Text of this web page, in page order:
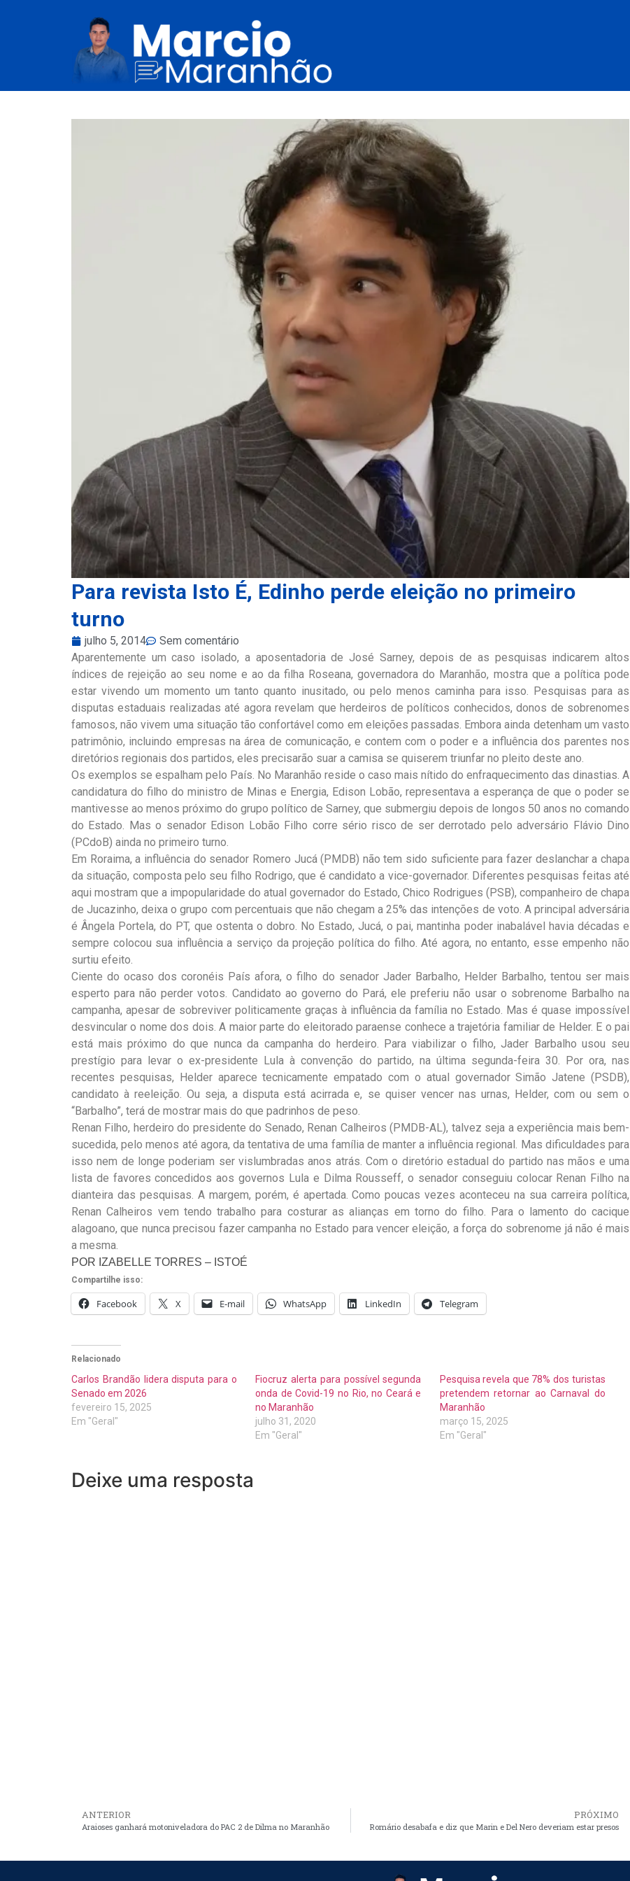
Para revista Isto É, Edinho perde eleição no primeiro
turno
julho 5, 2014
Sem comentário
Aparentemente um caso isolado, a aposentadoria de José Sarney, depois de as pesquisas indicarem altos
índices de rejeição ao seu nome e ao da filha Roseana, governadora do Maranhão, mostra que a política pode
estar vivendo um momento um tanto quanto inusitado, ou pelo menos caminha para isso. Pesquisas para as
disputas estaduais realizadas até agora revelam que herdeiros de políticos conhecidos, donos de sobrenomes
famosos, não vivem uma situação tão confortável como em eleições passadas. Embora ainda detenham um vasto
patrimônio, incluindo empresas na área de comunicação, e contem com o poder e a influência dos parentes nos
diretórios regionais dos partidos, eles precisarão suar a camisa se quiserem triunfar no pleito deste ano.
Os exemplos se espalham pelo País. No Maranhão reside o caso mais nítido do enfraquecimento das dinastias. A
candidatura do filho do ministro de Minas e Energia, Edison Lobão, representava a esperança de que o poder se
mantivesse ao menos próximo do grupo político de Sarney, que submergiu depois de longos 50 anos no comando
do Estado. Mas o senador Edison Lobão Filho corre sério risco de ser derrotado pelo adversário Flávio Dino
(PCdoB) ainda no primeiro turno.
Em Roraima, a influência do senador Romero Jucá (PMDB) não tem sido suficiente para fazer deslanchar a chapa
da situação, composta pelo seu filho Rodrigo, que é candidato a vice-governador. Diferentes pesquisas feitas até
aqui mostram que a impopularidade do atual governador do Estado, Chico Rodrigues (PSB), companheiro de chapa
de Jucazinho, deixa o grupo com percentuais que não chegam a 25% das intenções de voto. A principal adversária
é Ângela Portela, do PT, que ostenta o dobro. No Estado, Jucá, o pai, mantinha poder inabalável havia décadas e
sempre colocou sua influência a serviço da projeção política do filho. Até agora, no entanto, esse empenho não
surtiu efeito.
Ciente do ocaso dos coronéis País afora, o filho do senador Jader Barbalho, Helder Barbalho, tentou ser mais
esperto para não perder votos. Candidato ao governo do Pará, ele preferiu não usar o sobrenome Barbalho na
campanha, apesar de sobreviver politicamente graças à influência da família no Estado. Mas é quase impossível
desvincular o nome dos dois. A maior parte do eleitorado paraense conhece a trajetória familiar de Helder. E o pai
está mais próximo do que nunca da campanha do herdeiro. Para viabilizar o filho, Jader Barbalho usou seu
prestígio para levar o ex-presidente Lula à convenção do partido, na última segunda-feira 30. Por ora, nas
recentes pesquisas, Helder aparece tecnicamente empatado com o atual governador Simão Jatene (PSDB),
candidato à reeleição. Ou seja, a disputa está acirrada e, se quiser vencer nas urnas, Helder, com ou sem o
“Barbalho”, terá de mostrar mais do que padrinhos de peso.
Renan Filho, herdeiro do presidente do Senado, Renan Calheiros (PMDB-AL), talvez seja a experiência mais bem-
sucedida, pelo menos até agora, da tentativa de uma família de manter a influência regional. Mas dificuldades para
isso nem de longe poderiam ser vislumbradas anos atrás. Com o diretório estadual do partido nas mãos e uma
lista de favores concedidos aos governos Lula e Dilma Rousseff, o senador conseguiu colocar Renan Filho na
dianteira das pesquisas. A margem, porém, é apertada. Como poucas vezes aconteceu na sua carreira política,
Renan Calheiros vem tendo trabalho para costurar as alianças em torno do filho. Para o lamento do cacique
alagoano, que nunca precisou fazer campanha no Estado para vencer eleição, a força do sobrenome já não é mais
a mesma.
POR IZABELLE TORRES – ISTOÉ
Compartilhe isso:
Facebook X E-mail WhatsApp LinkedIn Telegram
Relacionado
Carlos Brandão lidera disputa para o
Senado em 2026
fevereiro 15, 2025
Em "Geral"
Fiocruz alerta para possível segunda
onda de Covid-19 no Rio, no Ceará e
no Maranhão
julho 31, 2020
Em "Geral"
Pesquisa revela que 78% dos turistas
pretendem retornar ao Carnaval do
Maranhão
março 15, 2025
Em "Geral"
Deixe uma resposta
ANTERIOR
Araioses ganhará motoniveladora do PAC 2 de Dilma no Maranhão
PRÓXIMO
Romário desabafa e diz que Marin e Del Nero deveriam estar presos